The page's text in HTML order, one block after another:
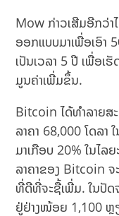
Mow ກ່າວເສີມອີກວ່າ
ອອກແບບມາເພື່ອເອົາ
ເປັນເວລາ 5 ປີ ເພື່ອເ
ມູນຄ່າເພີ່ມຂຶ້ນ.
Bitcoin ໄດ້ທຳລາຍສ
ລາຄາ 68,000 ໂດລາ
ມາເກືອບ 20% ໃນໄລ
ລາຄາຂອງ Bitcoin ຈ
ທີ່ດີທີ່ຈະຊື້ເພີ່ມ. ໃນປັ
ຢູ່ຢ່າງໜ້ອຍ 1,100 ຫຼ